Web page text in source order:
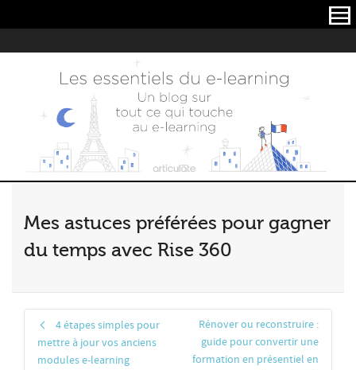
Mes astuces préférées pour gagner
du temps avec Rise 360
4 étapes simples pour
mettre à jour vos anciens
modules e-learning
Rénover ou reconstruire :
guide pour convertir une
formation en présentiel en